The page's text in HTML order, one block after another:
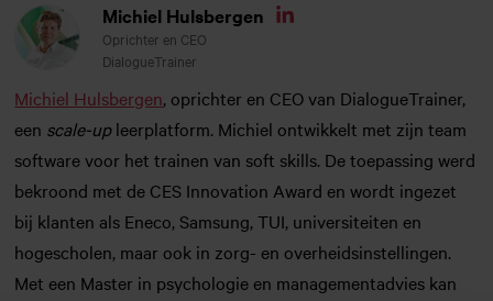
Michiel Hulsbergen
Oprichter en CEO
DialogueTrainer
Michiel Hulsbergen, oprichter en CEO van DialogueTrainer,
een scale-upleerplatform. Michiel ontwikkelt met zijn team
software voor het trainen van soft skills. De toepassing werd
bekroond met de CES Innovation Award en wordt ingezet
bij klanten als Eneco, Samsung, TUI, universiteiten en
hogescholen, maar ook in zorg- en overheidsinstellingen.
Met een Master in psychologie en managementadvies kan